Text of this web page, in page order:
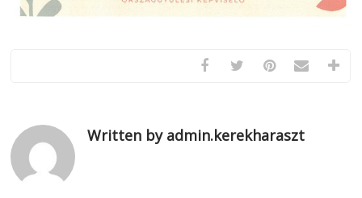
Written by admin.kerekharaszt